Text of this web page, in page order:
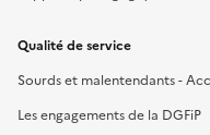
Qualité de service
Sourds et malentendants -
Les engagements de la DGFiP